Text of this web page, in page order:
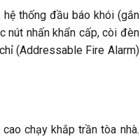
hệ thống đầu báo khói (gắn
nút nhấn khẩn cấp, còi đèn
(Addressable Fire Alarm)
chạy khắp trần tòa nhà.